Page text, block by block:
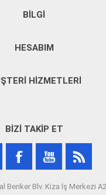
BILGI
HESABIM
HIZMETLERI
BIZI TAKIP ET
Beriker Blv. Kiza İş Merkezi